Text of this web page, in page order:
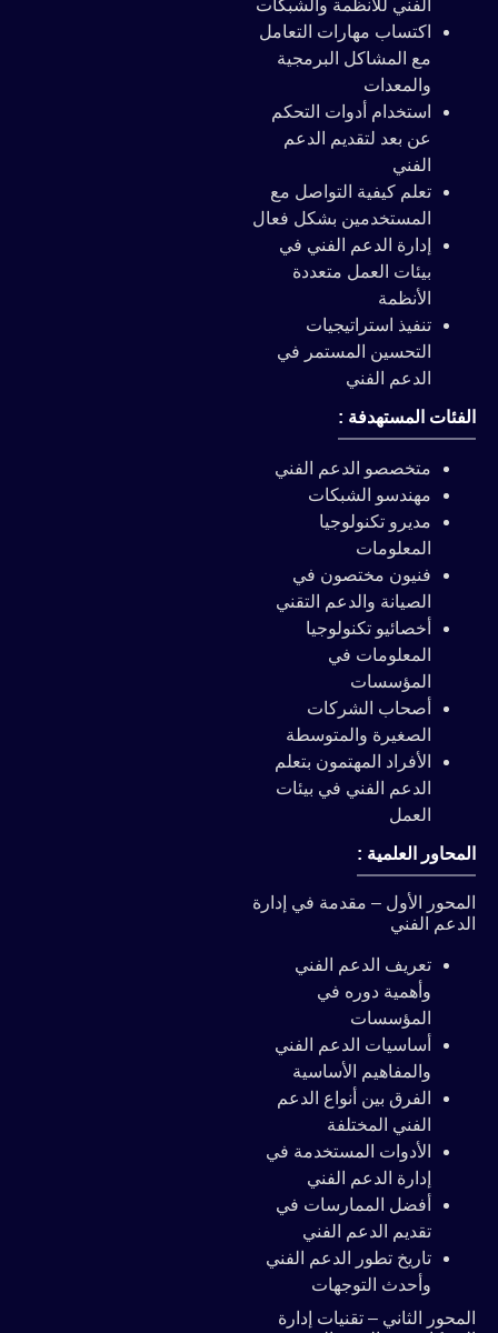
الفني للأنظمة والشبكات
اكتساب مهارات التعامل
مع المشاكل البرمجية
والمعدات
استخدام أدوات التحكم
عن بعد لتقديم الدعم
الفني
تعلم كيفية التواصل مع
المستخدمين بشكل فعال
إدارة الدعم الفني في
بيئات العمل متعددة
الأنظمة
تنفيذ استراتيجيات
التحسين المستمر في
الدعم الفني
الفئات المستهدفة :
متخصصو الدعم الفني
مهندسو الشبكات
مديرو تكنولوجيا
المعلومات
فنيون مختصون في
الصيانة والدعم التقني
أخصائيو تكنولوجيا
المعلومات في
المؤسسات
أصحاب الشركات
الصغيرة والمتوسطة
الأفراد المهتمون بتعلم
الدعم الفني في بيئات
العمل
المحاور العلمية :
المحور الأول – مقدمة في إدارة
الدعم الفني
تعريف الدعم الفني
وأهمية دوره في
المؤسسات
أساسيات الدعم الفني
والمفاهيم الأساسية
الفرق بين أنواع الدعم
الفني المختلفة
الأدوات المستخدمة في
إدارة الدعم الفني
أفضل الممارسات في
تقديم الدعم الفني
تاريخ تطور الدعم الفني
وأحدث التوجهات
المحور الثاني – تقنيات إدارة